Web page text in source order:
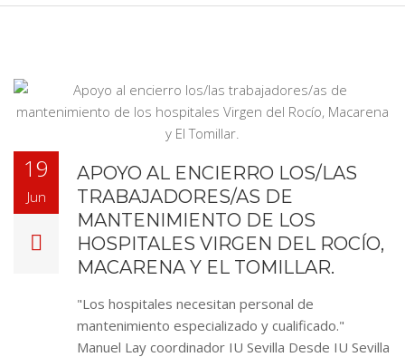
19
Jun
APOYO AL ENCIERRO LOS/LAS
TRABAJADORES/AS DE
MANTENIMIENTO DE LOS
HOSPITALES VIRGEN DEL ROCÍO,
MACARENA Y EL TOMILLAR.
"Los hospitales necesitan personal de
mantenimiento especializado y cualificado."
Manuel Lay coordinador IU Sevilla Desde IU Sevilla